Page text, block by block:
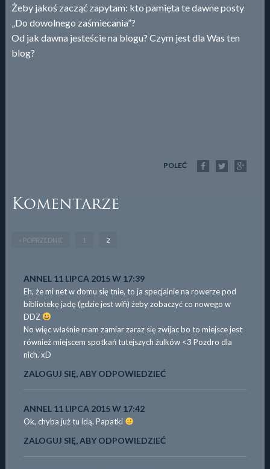
Żeby jakoś zacząć zapytam: kto pamięta te dawne posty
„Do dowolnego zaśmiecania”?
Od jak dawna jesteście na blogu? Czym jest dla Was ten
blog?
POLEĆ
Komentarze
« POPRZEDNIE 1 2
ANNEL 11 LIPCA 2015 W 17:39
Eh, że mi net w domu się tnie, to ja specjalnie na rowerze pod
bibliotekę jadę (gdzie jest wifi) żeby zobaczyć co nowego w
DDZ
No więc właśnie mam zamiar zaraz się zwijac bo to miejsce jest
również miejscem spotkań tutejszych żulków <3 Pozdro dla
nich. xD
ZALOGUJ SIĘ, ABY ODPOWIEDZIEĆ
ANNEL 11 LIPCA 2015 W 17:42
Ok, chyba już tu idą. Papatki
ZALOGUJ SIĘ, ABY ODPOWIEDZIEĆ